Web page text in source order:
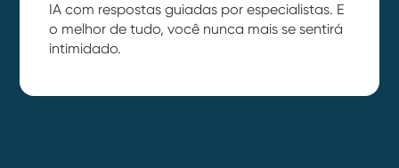
IA com respostas guiadas por especialistas. E
o melhor de tudo, você nunca mais se sentirá
intimidado.